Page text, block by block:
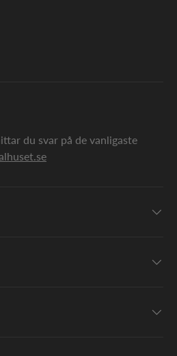
du svar på de vanligaste